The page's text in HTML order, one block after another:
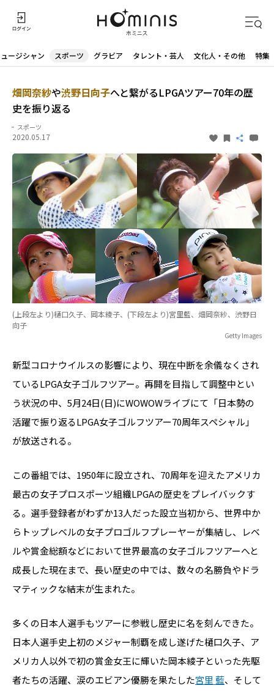
ージシャン スポーツ グラビア タレント・芸人 文化人・その他 特集
畑岡奈紗や渋野日向子へと繋がるLPGAツアー70年の歴
史を振り返る
スポーツ
2020.05.17
(上段左より)樋口久子、岡本綾子、(下段左より)宮里藍、畑岡奈紗、渋野日
向子
Getty Images
新型コロナウイルスの影響により、現在中断を余儀なくされ
ているLPGA女子ゴルフツアー。再開を目指して調整中とい
う状況の中、5月24日(日)にWOWOWライブにて「日本勢の
活躍で振り返るLPGA女子ゴルフツアー70周年スペシャル」
が放送される。
この番組では、1950年に設立され、70周年を迎えたアメリカ
最古の女子プロスポーツ組織LPGAの歴史をプレイバックす
る。選手登録者がわずか13人だった設立当初から、世界中か
らトップレベルの女子プロゴルフプレーヤーが集結し、レベ
ルや賞金総額などにおいて世界最高の女子ゴルフツアーへと
成長した現在まで、長い歴史の中では、数々の名勝負やドラ
マティックな結末が生まれた。
多くの日本人選手もツアーに参戦し歴史に名を刻んできた。
日本人選手史上初のメジャー制覇を成し遂げた樋口久子、ア
メリカ人以外で初の賞金女王に輝いた岡本綾子といった先駆
者たちの活躍、涙のエビアン優勝を果たした宮里 藍、そして